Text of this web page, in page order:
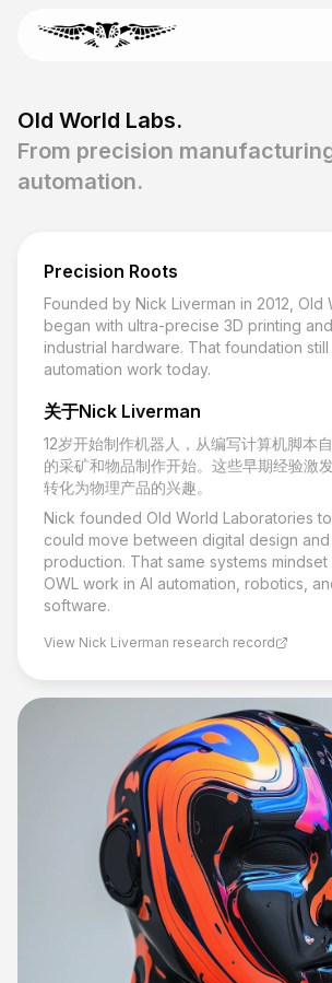
Send your automation goal, current
and timeline to info@oldworldlabs.com.
首页
关于我们
服务
博客
Old World Labs.
From precision
automation.
Precision Roots
Founded by Nick Liverman in 2012, Old
began with ultra-precise 3D printing
industrial hardware. That foundation
automation work today.
关于Nick Liverman
12岁开始制作机器人，从编写计算机脚本
的采矿和物品制作开始。这些早期经验激
转化为物理产品的兴趣。
Nick founded Old World Laboratories
could move between digital design
production. That same systems
OWL work in AI automation, robotics,
software.
View Nick Liverman research record